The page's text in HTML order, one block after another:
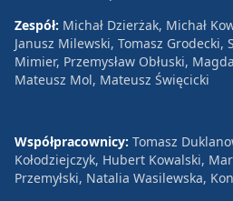
Zespół: Michał Dzierżak, Michał
Janusz Milewski, Tomasz Grodecki,
Mimier, Przemysław Obłuski,
Mateusz Mol, Mateusz Święcicki
Współpracownicy: Tomasz
Kołodziejczyk, Hubert Kowalski,
Przemyłski, Natalia Wasilewska,